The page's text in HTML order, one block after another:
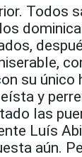
Todos
su
y
las
Luís
aún.